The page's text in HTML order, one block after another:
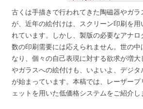
古くは手描きで行われてきた陶磁器やガラ
が、近年の絵付けは、スクリーン印刷を用
れています。しかし、製版の必要なアナ
数の印刷需要には応えられません。世の中
なり、個々の自己表現に対する欲求が増大
やガラスへの絵付けも、いよいよ、デジ
が始まっています。本稿では、レーザープ
ェットを用いた低価格システムをご紹介し